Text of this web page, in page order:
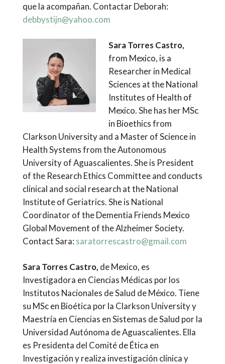
que la acompañan. Contactar Deborah:
debbystijn@yahoo.com
Sara Torres Castro,
from Mexico, is a
Researcher in Medical
Sciences at the National
Institutes of Health of
Mexico. She has her MSc
in Bioethics from
Clarkson University and a Master of Science in
Health Systems from the Autonomous
University of Aguascalientes. She is President
of the Research Ethics Committee and conducts
clinical and social research at the National
Institute of Geriatrics. She is National
Coordinator of the Dementia Friends Mexico
Global Movement of the Alzheimer Society.
Contact Sara: saratorrescastro@gmail.com
Sara Torres Castro, de Mexico, es
Investigadora en Ciencias Médicas por los
Institutos Nacionales de Salud de México. Tiene
su MSc en Bioética por la Clarkson University y
Maestría en Ciencias en Sistemas de Salud por la
Universidad Autónoma de Aguascalientes. Ella
es Presidenta del Comité de Ética en
Investigación y realiza investigación clínica y